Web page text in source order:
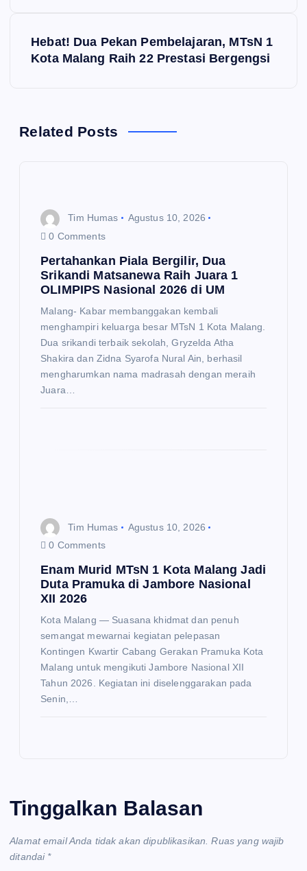
a
Hebat! Dua Pekan Pembelajaran, MTsN 1
Kota Malang Raih 22 Prestasi Bergengsi
Related Posts
Tim Humas
Agustus 10, 2026
0 Comments
Pertahankan Piala Bergilir, Dua
Srikandi Matsanewa Raih Juara 1
OLIMPIPS Nasional 2026 di UM
Malang- Kabar membanggakan kembali
menghampiri keluarga besar MTsN 1 Kota Malang.
Dua srikandi terbaik sekolah, Gryzelda Atha
Shakira dan Zidna Syarofa Nural Ain, berhasil
mengharumkan nama madrasah dengan meraih
Juara…
Tim Humas
Agustus 10, 2026
0 Comments
Enam Murid MTsN 1 Kota Malang Jadi
Duta Pramuka di Jambore Nasional
XII 2026
Kota Malang — Suasana khidmat dan penuh
semangat mewarnai kegiatan pelepasan
Kontingen Kwartir Cabang Gerakan Pramuka Kota
Malang untuk mengikuti Jambore Nasional XII
Tahun 2026. Kegiatan ini diselenggarakan pada
Senin,…
Tinggalkan Balasan
Alamat email Anda tidak akan dipublikasikan. Ruas yang wajib
ditandai *